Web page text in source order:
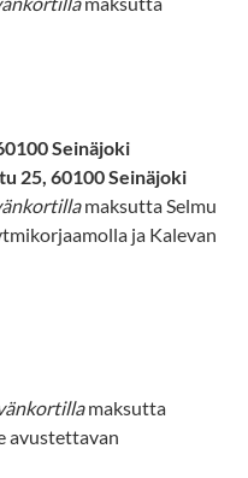
Seinäjoki
25, 60100 Seinäjoki
maksutta Selmu
ja Kalevan
maksutta
avustettavan